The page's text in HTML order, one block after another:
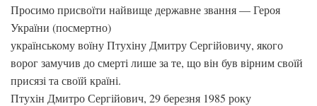
Просимо присвоїти найвище державне звання — Героя
України (посмертно)
українському воїну Птухіну Дмитру Сергійовичу, якого
ворог замучив до смерті лише за те, що він був вірним своїй
присязі та своїй країні.
Птухін Дмитро Сергійович, 29 березня 1985 року